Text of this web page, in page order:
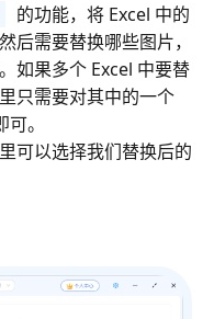
的功能，将 Excel 中的
后需要替换哪些图片，
如果多个 Excel 中要替
只需要对其中的一个
。
可以选择我们替换后的